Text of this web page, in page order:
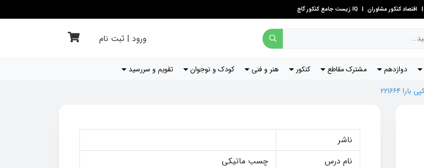
| اقتصاد کنکور مشاوران | IQ زیست جامع کنکور گاج
ورود | ثبت نام
دوازدهم مشترک مقاطع کنکور هنر و فنی کودک و نوجوان تقویم و سررسید
ناشر
نام درس
چسب ماتیکی